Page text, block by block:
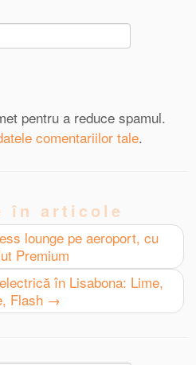
pentru a reduce spamul.
comentariilor tale.
în articole
lounge pe aeroport, cu
Premium
în Lisabona: Lime,
Flash →